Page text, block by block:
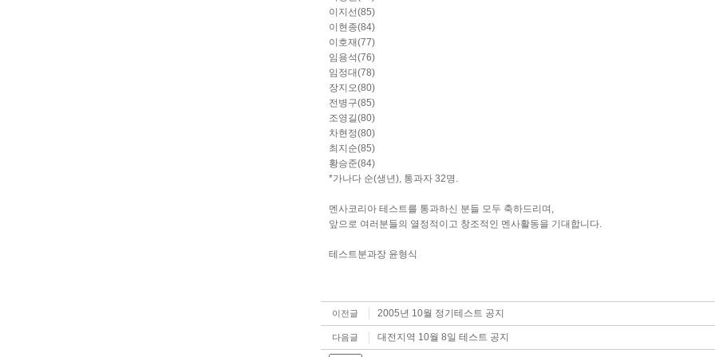
이지선(85)
이현종(84)
이호재(77)
임용석(76)
임정대(78)
장지오(80)
전병구(85)
조영길(80)
차현정(80)
최지순(85)
황승준(84)
*가나다 순(생년), 통과자 32명.
멘사코리아 테스트를 통과하신 분들 모두 축하드리며,
앞으로 여러분들의 열정적이고 창조적인 멘사활동을 기대합니다.
테스트분과장 윤형식
이전글 2005년 10월 정기테스트 공지
다음글 대전지역 10월 8일 테스트 공지